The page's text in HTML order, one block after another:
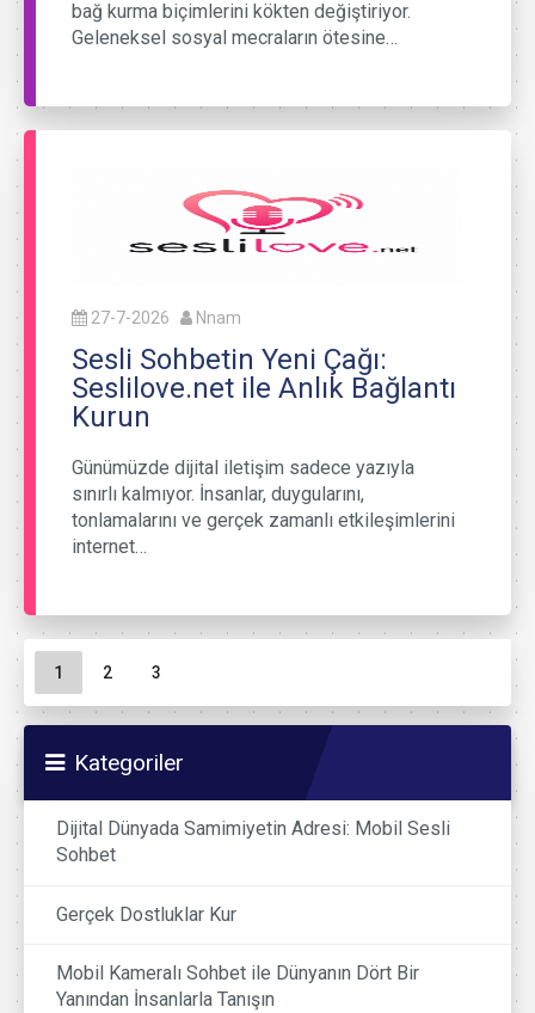
bağ kurma biçimlerini kökten değiştiriyor.
Geleneksel sosyal mecraların ötesine…
27-7-2026 Nnam
Sesli Sohbetin Yeni Çağı:
Seslilove.net ile Anlık Bağlantı
Kurun
Günümüzde dijital iletişim sadece yazıyla
sınırlı kalmıyor. İnsanlar, duygularını,
tonlamalarını ve gerçek zamanlı etkileşimlerini
internet…
Sayfa gezinme
Geçerli Sayfa
1 Sayfa
2 Sayfa
3
Kategoriler
Dijital Dünyada Samimiyetin Adresi: Mobil Sesli
Sohbet
Gerçek Dostluklar Kur
Mobil Kameralı Sohbet ile Dünyanın Dört Bir
Yanından İnsanlarla Tanışın